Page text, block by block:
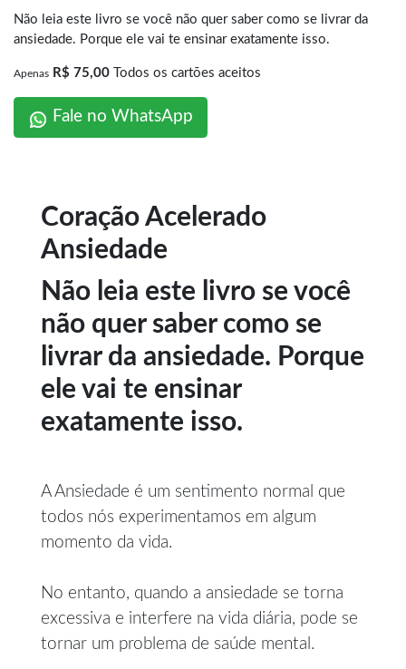
Não leia este livro se você não quer saber como se livrar da
ansiedade. Porque ele vai te ensinar exatamente isso.
Apenas R$ 75,00 Todos os cartões aceitos
Fale no WhatsApp
Coração Acelerado
Ansiedade
Não leia este livro se você
não quer saber como se
livrar da ansiedade. Porque
ele vai te ensinar
exatamente isso.
A Ansiedade é um sentimento normal que
todos nós experimentamos em algum
momento da vida.
No entanto, quando a ansiedade se torna
excessiva e interfere na vida diária, pode se
tornar um problema de saúde mental.